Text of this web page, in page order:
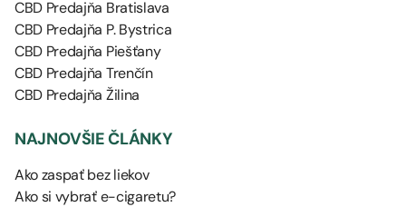
CBD Predajňa Bratislava
CBD Predajňa P. Bystrica
CBD Predajňa Piešťany
CBD Predajňa Trenčín
CBD Predajňa Žilina
NAJNOVŠIE ČLÁNKY
Ako zaspať bez liekov
Ako si vybrať e-cigaretu?